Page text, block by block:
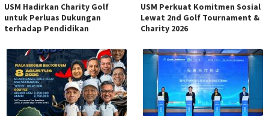
USM Hadirkan Charity Golf
untuk Perluas Dukungan
terhadap Pendidikan
USM Perkuat Komitmen Sosial
Lewat 2nd Golf Tournament &
Charity 2026